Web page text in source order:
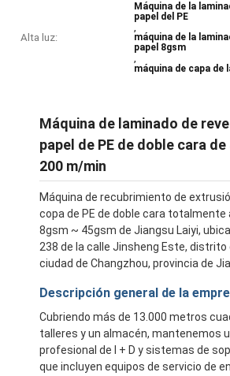
Alta luz:
Máquina de la
papel del PE
,
máquina de la
papel 8gsm
,
máquina de capa
Máquina de laminado de
papel de PE de doble cara
200 m/min
Máquina de recubrimiento de
copa de PE de doble cara
8gsm ~ 45gsm de Jiangsu Laiyi,
238 de la calle Jinsheng Este, distrito
ciudad de Changzhou, provincia de
Descripción general de la
Cubriendo más de 13.000 metros
talleres y un almacén, mantenemos
profesional de I + D y sistemas de
que incluyen equipos de servicio de